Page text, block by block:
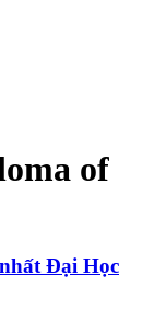
of
Đại Học